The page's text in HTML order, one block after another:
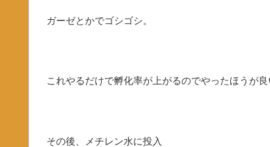
ガーゼとかでゴシゴシ。
これやるだけで孵化率が上がるのでやったほうが
その後、メチレン水に投入